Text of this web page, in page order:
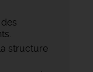
structure